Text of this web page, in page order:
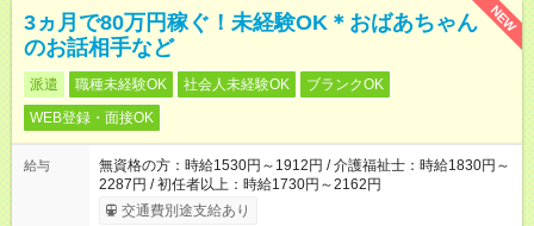
NEW
3ヵ月で80万円稼ぐ！未経験OK＊おばあちゃん
のお話相手など
派遣 職種未経験OK 社会人未経験OK
ブランクOK
WEB登録・面接OK
給与
無資格の方：時給1530円～1912円 / 介護福祉士：時給1830円～
2287円 / 初任者以上：時給1730円～2162円
交通費別途支給あり